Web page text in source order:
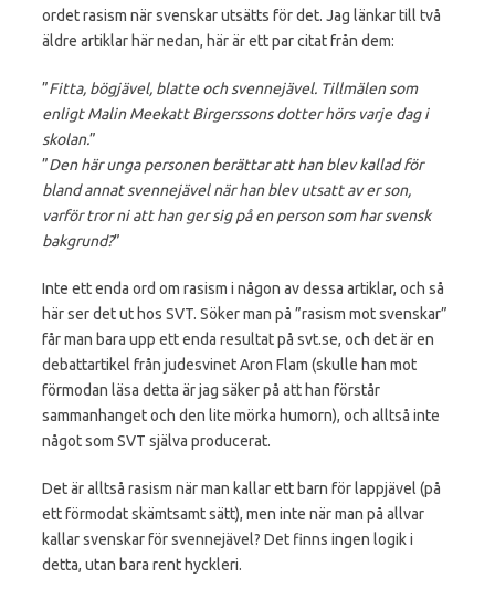
ordet rasism när svenskar utsätts för det. Jag länkar till två
äldre artiklar här nedan, här är ett par citat från dem:
”Fitta, bögjävel, blatte och svennejävel. Tillmälen som
enligt Malin Meekatt Birgerssons dotter hörs varje dag i
skolan.”
”Den här unga personen berättar att han blev kallad för
bland annat svennejävel när han blev utsatt av er son,
varför tror ni att han ger sig på en person som har svensk
bakgrund?”
Inte ett enda ord om rasism i någon av dessa artiklar, och så
här ser det ut hos SVT. Söker man på ”rasism mot svenskar”
får man bara upp ett enda resultat på svt.se, och det är en
debattartikel från judesvinet Aron Flam (skulle han mot
förmodan läsa detta är jag säker på att han förstår
sammanhanget och den lite mörka humorn), och alltså inte
något som SVT själva producerat.
Det är alltså rasism när man kallar ett barn för lappjävel (på
ett förmodat skämtsamt sätt), men inte när man på allvar
kallar svenskar för svennejävel? Det finns ingen logik i
detta, utan bara rent hyckleri.